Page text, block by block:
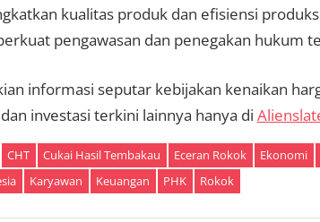
kualitas produk dan efisiensi
pengawasan dan penegakan hukum
informasi seputar kebijakan kenaikan
investasi terkini lainnya hanya di
CHT Cukai Hasil Tembakau Eceran Rokok Ekonomi
Karyawan Keuangan PHK Rokok